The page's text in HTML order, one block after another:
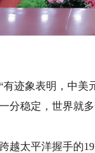
象表明，中美
稳定，世界就
太平洋握手的